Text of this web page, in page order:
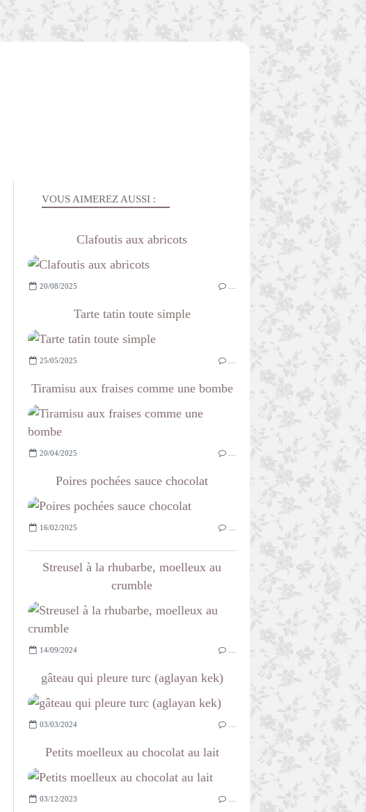
VOUS AIMEREZ AUSSI :
Clafoutis aux abricots
20/08/2025
Tarte tatin toute simple
25/05/2025
Tiramisu aux fraises comme une bombe
20/04/2025
Poires pochées sauce chocolat
16/02/2025
Streusel à la rhubarbe, moelleux au
crumble
14/09/2024
gâteau qui pleure turc (aglayan kek)
03/03/2024
Petits moelleux au chocolat au lait
03/12/2023